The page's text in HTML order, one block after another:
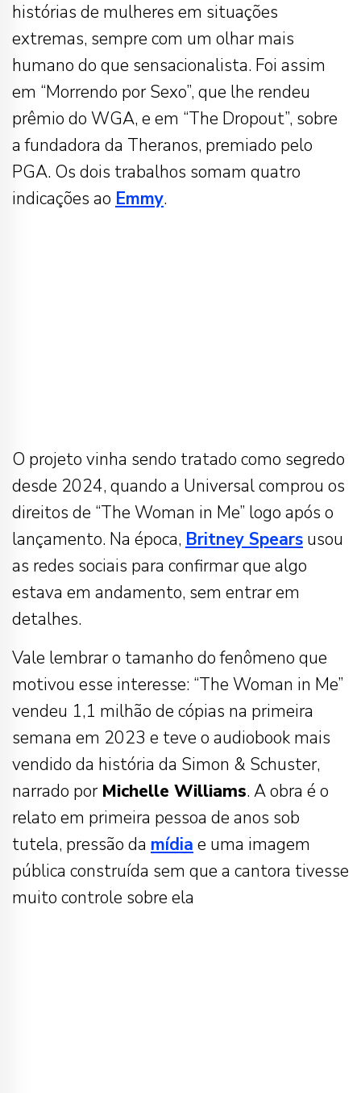
histórias de mulheres em situações
extremas, sempre com um olhar mais
humano do que sensacionalista. Foi assim
em “Morrendo por Sexo”, que lhe rendeu
prêmio do WGA, e em “The Dropout”, sobre
a fundadora da Theranos, premiado pelo
PGA. Os dois trabalhos somam quatro
indicações ao Emmy.
O projeto vinha sendo tratado como segredo
desde 2024, quando a Universal comprou os
direitos de “The Woman in Me” logo após o
lançamento. Na época, Britney Spears usou
as redes sociais para confirmar que algo
estava em andamento, sem entrar em
detalhes.
Vale lembrar o tamanho do fenômeno que
motivou esse interesse: “The Woman in Me”
vendeu 1,1 milhão de cópias na primeira
semana em 2023 e teve o audiobook mais
vendido da história da Simon & Schuster,
narrado por Michelle Williams. A obra é o
relato em primeira pessoa de anos sob
tutela, pressão da mídia e uma imagem
pública construída sem que a cantora tivesse
muito controle sobre ela